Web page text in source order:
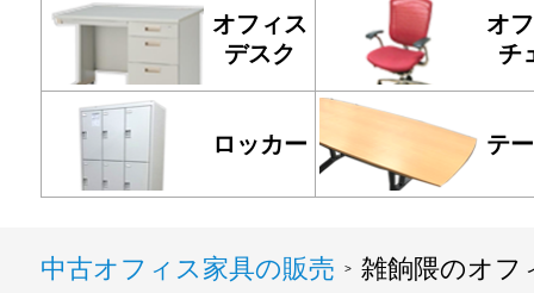
オフィス
デスク
オ
チ
ロッカー テ
中古オフィス家具の販売 > 雑餉隈のオフ